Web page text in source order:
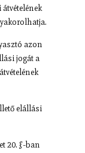
azon
jogát a
elállási
20. §-ban